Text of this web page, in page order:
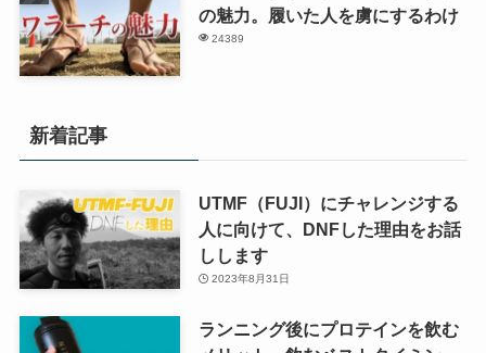
の魅力。履いた人を虜にするわけ
24389
新着記事
UTMF（FUJI）にチャレンジする
人に向けて、DNFした理由をお話
しします
2023年8月31日
ランニング後にプロテインを飲む